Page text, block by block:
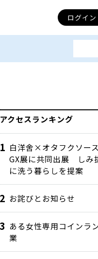
ログイン
アクセスランキング
白洋舍×オタフクソー
GX展に共同出展 しみ
に洗う暮らしを提案
お詫びとお知らせ
ある女性専用コインラ
業